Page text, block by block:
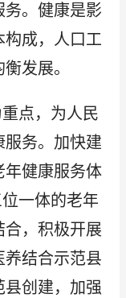
。健康是影
成，人口工
发展。
点，为人民
务。加快建
年健康服务体
一体的老年
，积极开展
结合示范县
创建，加强